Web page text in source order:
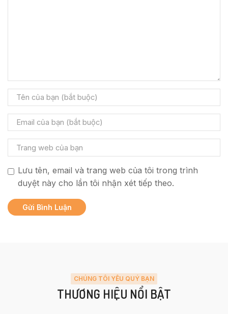
Lưu tên, email và trang web của tôi trong trình
duyệt này cho lần tôi nhận xét tiếp theo.
CHÚNG TÔI YÊU QUÝ BẠN
THƯƠNG HIỆU NỔI BẬT